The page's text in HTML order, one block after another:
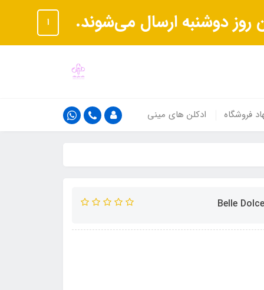
ا
فروشگاه ادکلن های مینی